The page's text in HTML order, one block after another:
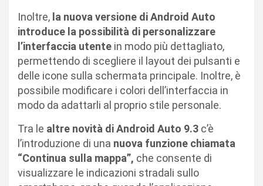
Inoltre, la nuova versione di Android Auto
introduce la possibilità di personalizzare
l’interfaccia utente in modo più dettagliato,
permettendo di scegliere il layout dei pulsanti e
delle icone sulla schermata principale. Inoltre, è
possibile modificare i colori dell’interfaccia in
modo da adattarli al proprio stile personale.
Tra le altre novità di Android Auto 9.3 c’è
l’introduzione di una nuova funzione chiamata
“Continua sulla mappa”, che consente di
visualizzare le indicazioni stradali sullo